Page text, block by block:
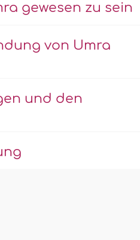
gewesen zu sein
von Umra
und den